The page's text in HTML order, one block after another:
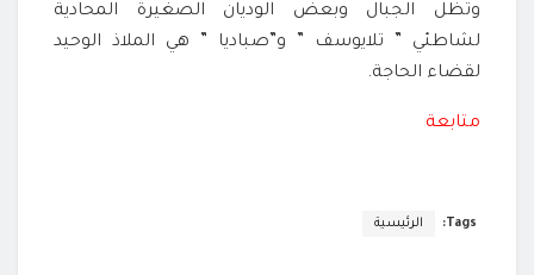
وتظل الجبال وبعض الوديان الصغيرة المحادية
لشاطئي ” تلايوسف ” و”صباديا ” هي الملاذ الوحيد
لقضاء الحاجة.
متابعة
Tags: الرئيسية